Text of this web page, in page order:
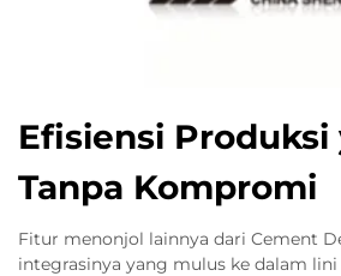
Efisiensi Produksi
Tanpa Kompromi
Fitur menonjol lainnya dari Cement
integrasinya yang mulus ke dalam